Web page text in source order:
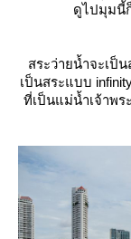
ดูไปมุมนี้
สระว่ายน้ำจะเป็
เป็นสระแบบ
ที่เป็นแม่น้ำเจ้าพร